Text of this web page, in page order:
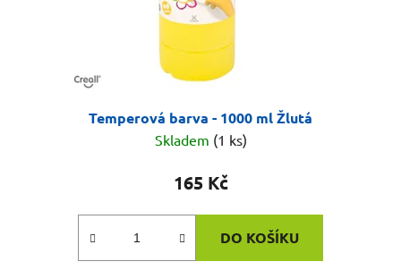
Temperová barva - 1000 ml Žlutá
Skladem (1 ks)
165 Kč
DO KOŠÍKU